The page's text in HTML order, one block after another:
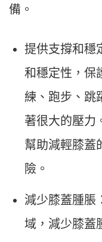
備。
提供支撐和穩
和穩定性，保
練、跑步、跳
著很大的壓力
幫助減輕膝蓋
險。
減少膝蓋腫脹
域，減少膝蓋